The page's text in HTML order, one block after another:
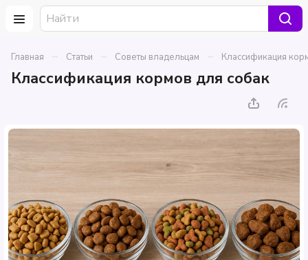
Главная – Статьи – Советы владельцам – Классификация
Классификация кормов для собак